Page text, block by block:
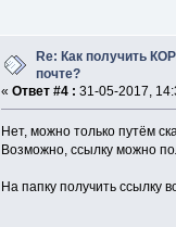
}
}
Re: Как получить
почте?
«Ответ #4 : 31-05-2017,
Нет, можно только путём
Возможно, ссылку можно
На папку получить ссылку